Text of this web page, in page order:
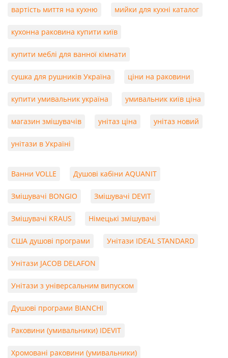
вартість миття на кухню мийки для кухні каталог
кухонна раковина купити київ
купити меблі для ванної кімнати
сушка для рушників Україна ціни на раковини
купити умивальник україна умивальник київ ціна
магазин змішувачів унітаз ціна унітаз новий
унітази в Україні
Ванни VOLLE Душові кабіни AQUANIT
Змішувачі BONGIO Змішувачі DEVIT
Змішувачі KRAUS Німецькі змішувачі
США душові програми Унітази IDEAL STANDARD
Унітази JACOB DELAFON
Унітази з універсальним випуском
Душові програми BIANCHI
Раковини (умивальники) IDEVIT
Хромовані раковини (умивальники)